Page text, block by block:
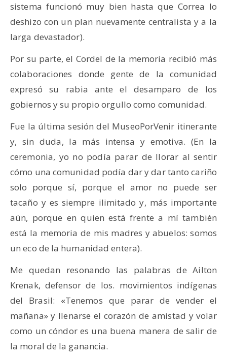
sistema funcionó muy bien hasta que Correa lo
deshizo con un plan nuevamente centralista y a la
larga devastador).
Por su parte, el Cordel de la memoria recibió más
colaboraciones donde gente de la comunidad
expresó su rabia ante el desamparo de los
gobiernos y su propio orgullo como comunidad.
Fue la última sesión del MuseoPorVenir itinerante
y, sin duda, la más intensa y emotiva. (En la
ceremonia, yo no podía parar de llorar al sentir
cómo una comunidad podía dar y dar tanto cariño
solo porque sí, porque el amor no puede ser
tacaño y es siempre ilimitado y, más importante
aún, porque en quien está frente a mí también
está la memoria de mis madres y abuelos: somos
un eco de la humanidad entera).
Me quedan resonando las palabras de Ailton
Krenak, defensor de los. movimientos indígenas
del Brasil: «Tenemos que parar de vender el
mañana» y llenarse el corazón de amistad y volar
como un cóndor es una buena manera de salir de
la moral de la ganancia.